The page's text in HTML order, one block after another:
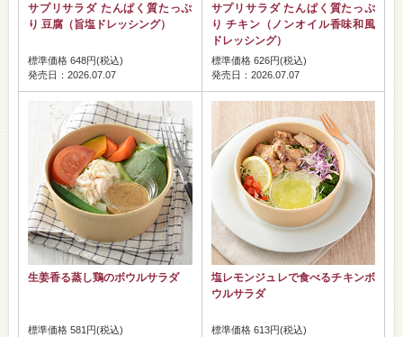
サプリサラダ たんぱく質たっぷ
り 豆腐（旨塩ドレッシング）
標準価格 648円(税込)
発売日：2026.07.07
サプリサラダ たんぱく質たっぷ
り チキン（ノンオイル香味和風
ドレッシング）
標準価格 626円(税込)
発売日：2026.07.07
生姜香る蒸し鶏のボウルサラダ
標準価格 581円(税込)
塩レモンジュレで食べるチキンボ
ウルサラダ
標準価格 613円(税込)